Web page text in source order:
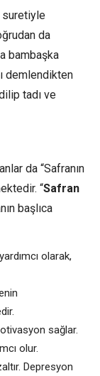
suretiyle
da
bambaşka
demlendikten
tadı ve
da “Safranın
“Safran
başlıca
olarak,
sağlar.
olur.
Depresyon